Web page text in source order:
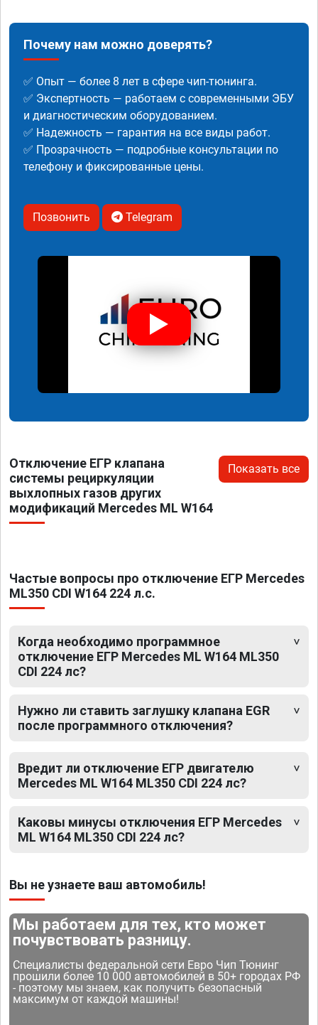
Почему нам можно доверять?
✅ Опыт — более 8 лет в сфере чип-тюнинга.
✅ Экспертность — работаем с современными ЭБУ
и диагностическим оборудованием.
✅ Надежность — гарантия на все виды работ.
✅ Прозрачность — подробные консультации по
телефону и фиксированные цены.
Позвонить Telegram
Отключение ЕГР клапана
системы рециркуляции
выхлопных газов других
модификаций Mercedes ML W164
Показать все
Частые вопросы про отключение ЕГР Mercedes
ML350 CDI W164 224 л.с.
Когда необходимо программное
отключение ЕГР Mercedes ML W164 ML350
CDI 224 лс?
Нужно ли ставить заглушку клапана EGR
после программного отключения?
Вредит ли отключение ЕГР двигателю
Mercedes ML W164 ML350 CDI 224 лс?
Каковы минусы отключения ЕГР Mercedes
ML W164 ML350 CDI 224 лс?
Вы не узнаете ваш автомобиль!
Мы работаем для тех, кто может
почувствовать разницу.
Специалисты федеральной сети Евро Чип Тюнинг
прошили более 10 000 автомобилей в 50+ городах РФ
- поэтому мы знаем, как получить безопасный
максимум от каждой машины!